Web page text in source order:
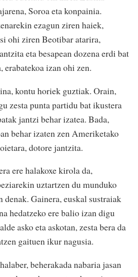
Soroa eta konpainia.
ezagun ziren haiek,
ohi ziren Beotibar atarira,
eta besapean dozena erdi bat
erabatekoa izan ohi zen.
kontu horiek guztiak. Orain,
zesta punta partidu bat ikustera
jantzi behar izatea. Bada,
behar izaten zen Ameriketako
dotore jantzita.
ere halakoxe kirola da,
uztartzen du munduko
Gainera, euskal sustraiak
hedatzeko ere balio izan digu
asko eta askotan, zesta bera da
gaituen ikur nagusia.
beherakada nabaria jasan